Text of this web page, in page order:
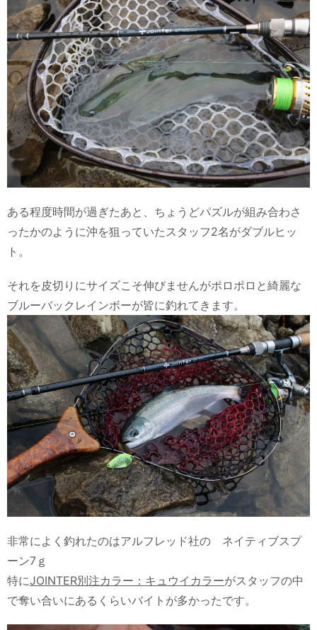
ある程度時間が過ぎたあと、ちょうどパズルが組み合わさ
ったかのように沖を狙っていたスタッフ2名がダブルヒッ
ト。
それを皮切りにサイズこそ伸びませんがポロポロと綺麗な
ブルーバックレインボーが皆に釣れてきます。
非常によく釣れたのはアルフレッド社の ネイティブスプ
ーン7ｇ
特にJOINTER別注カラー：キュウイカラーがスタッフの中
で奪い合いにあるくらいバイトが多かったです。